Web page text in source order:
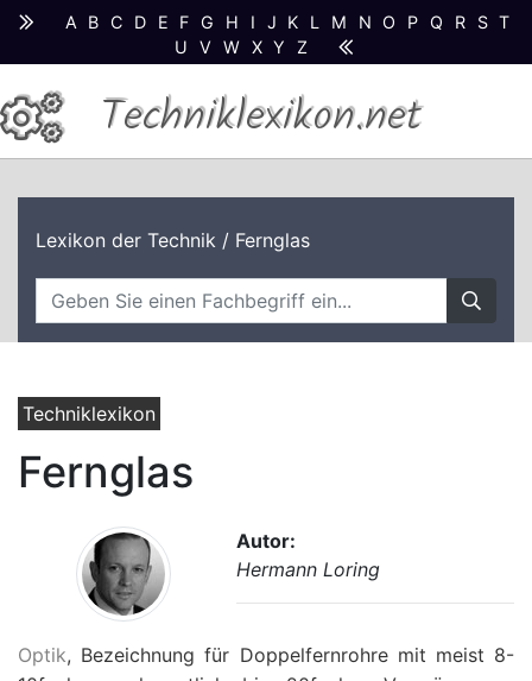
A B C D E F G H I J K L M N O P Q R S T
U
V W X Y Z
Techniklexikon.net
Lexikon der Technik / Fernglas
Techniklexikon
Fernglas
Autor:
Hermann Loring
Optik, Bezeichnung für Doppelfernrohre mit meist 8-